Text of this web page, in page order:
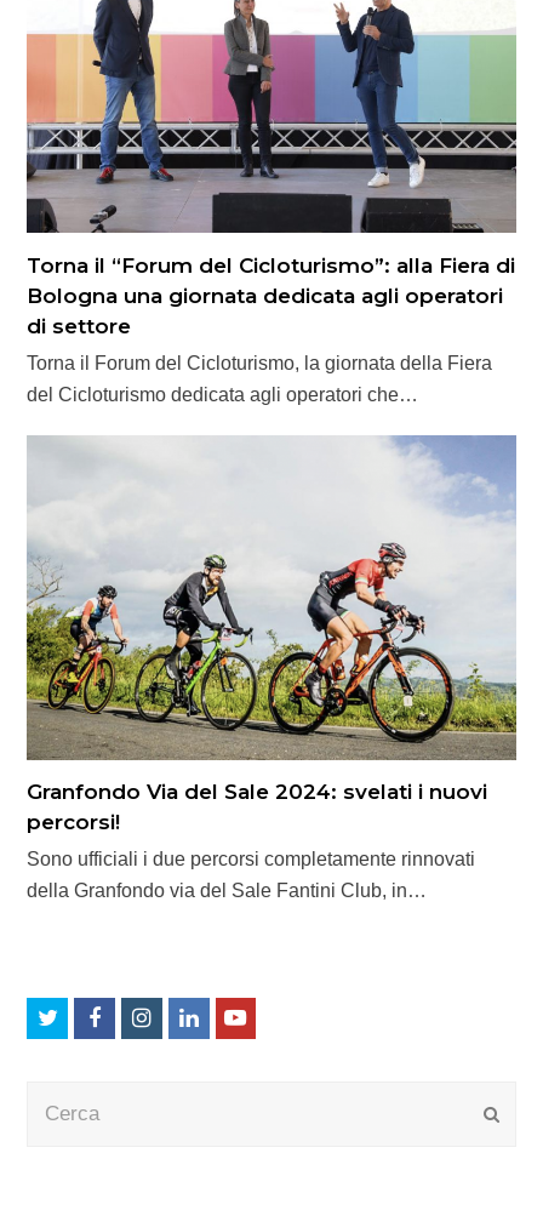
Torna il “Forum del Cicloturismo”: alla Fiera di
Bologna una giornata dedicata agli operatori
di settore
Torna il Forum del Cicloturismo, la giornata della Fiera
del Cicloturismo dedicata agli operatori che…
Granfondo Via del Sale 2024: svelati i nuovi
percorsi!
Sono ufficiali i due percorsi completamente rinnovati
della Granfondo via del Sale Fantini Club, in…
TwitterFacebookInstagram
LinkedInYoutube